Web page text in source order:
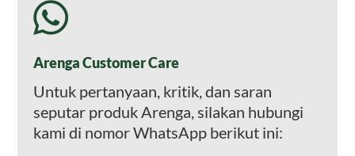
Arenga Customer Care
Untuk pertanyaan, kritik, dan saran
seputar produk Arenga, silakan hubungi
kami di nomor WhatsApp berikut ini: